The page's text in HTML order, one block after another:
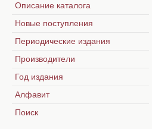
Описание каталога
Новые поступления
Периодические издания
Производители
Год издания
Алфавит
Поиск